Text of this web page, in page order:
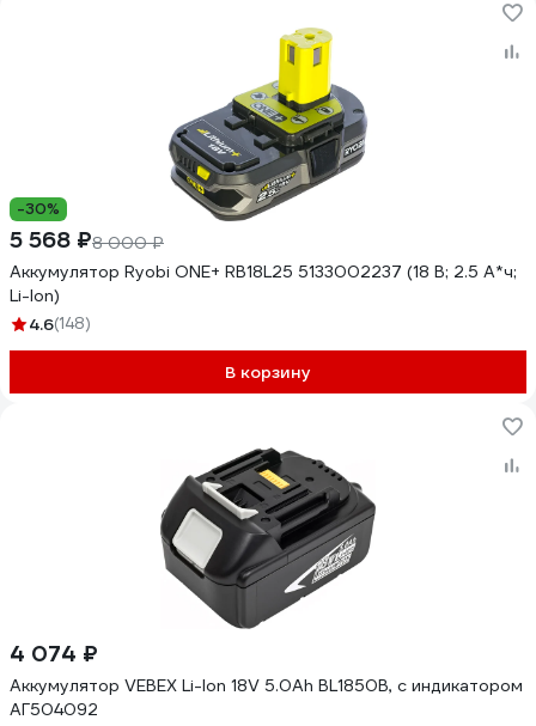
-30%
5 568 ₽8 000 ₽
Аккумулятор Ryobi ONE+ RB18L25 5133002237 (18 В; 2.5 А*ч;
Li-Ion)
4.6(148)
В корзину
4 074 ₽
Аккумулятор VEBEX Li-Ion 18V 5.0Ah BL1850B, с индикатором
АГ504092